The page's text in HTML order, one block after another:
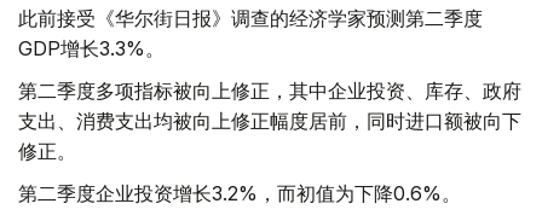
此前接受《华尔街日报》调查的经济学家预测第二季度
GDP增长3.3%。
第二季度多项指标被向上修正，其中企业投资、库存、政府
支出、消费支出均被向上修正幅度居前，同时进口额被向下
修正。
第二季度企业投资增长3.2%，而初值为下降0.6%。